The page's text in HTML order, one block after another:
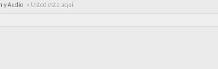
y Audio « Usted esta aquí